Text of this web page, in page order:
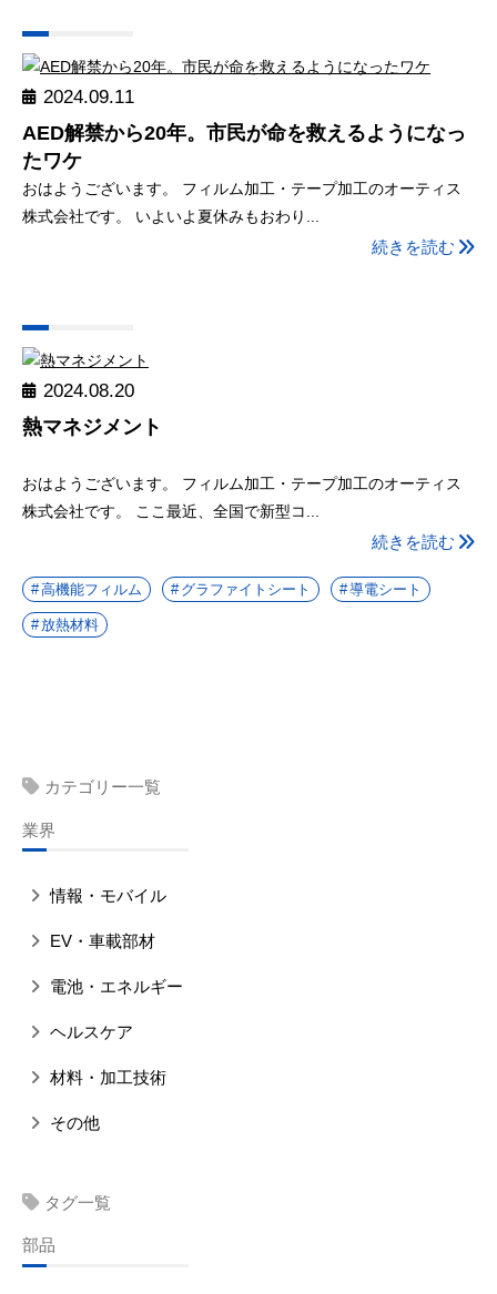
2024.09.11
AED解禁から20年。市民が命を救えるようになっ
たワケ
おはようございます。 フィルム加工・テープ加工のオーティス
株式会社です。 いよいよ夏休みもおわり...
続きを読む
2024.08.20
熱マネジメント
おはようございます。 フィルム加工・テープ加工のオーティス
株式会社です。 ここ最近、全国で新型コ...
続きを読む
高機能フィルム グラファイトシート 導電シート
放熱材料
カテゴリー一覧
業界
情報・モバイル
EV・車載部材
電池・エネルギー
ヘルスケア
材料・加工技術
その他
タグ一覧
部品